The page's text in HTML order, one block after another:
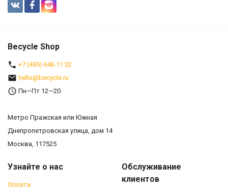
Becycle Shop
+7 (495) 646 11 32
hello@becycle.ru
Пн—Пт 12—20
Метро Пражская или Южная
Днепропетровская улица, дом 14
Москва, 117525
Узнайте о нас
Оплата
Обслуживание
клиентов